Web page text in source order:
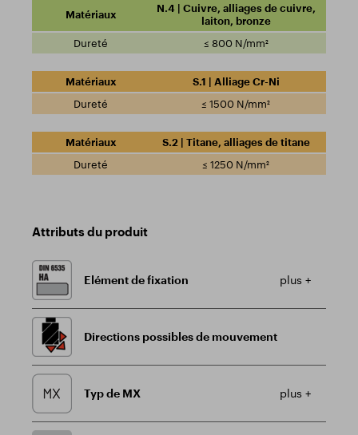
N.4 | Cuivre, alliages de cuivre,
laiton, bronze
≤ 800 N/mm²
S.1 | Alliage Cr-Ni
≤ 1500 N/mm²
S.2 | Titane, alliages de titane
≤ 1250 N/mm²
Attributs du produit
Elément de fixation plus +
Directions possibles de mouvement
Typ de MX plus +